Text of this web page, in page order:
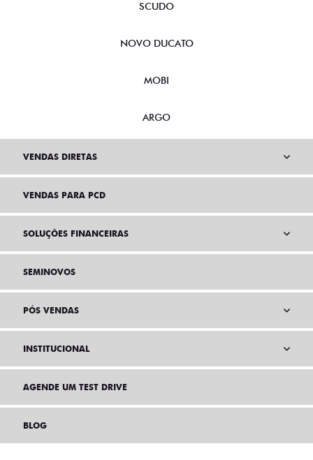
SCUDO
NOVO DUCATO
MOBI
ARGO
VENDAS DIRETAS
VENDAS PARA PCD
SOLUÇÕES FINANCEIRAS
SEMINOVOS
PÓS VENDAS
INSTITUCIONAL
AGENDE UM TEST DRIVE
BLOG